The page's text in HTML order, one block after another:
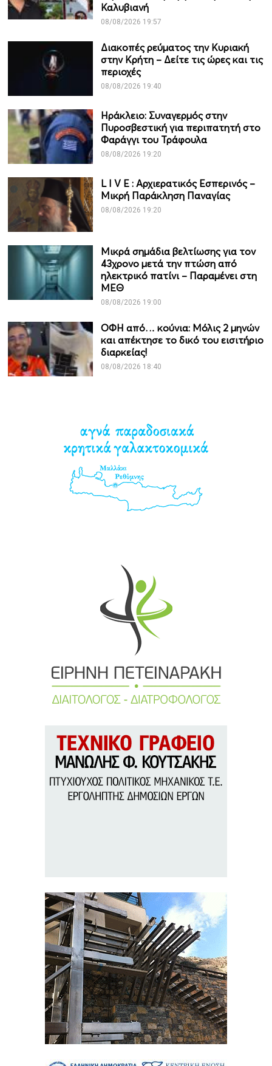
Καλυβιανή
08/08/2026 19:57
Διακοπές ρεύματος την Κυριακή
στην Κρήτη – Δείτε τις ώρες και τις
περιοχές
08/08/2026 19:40
Ηράκλειο: Συναγερμός στην
Πυροσβεστική για περιπατητή στο
Φαράγγι του Τράφουλα
08/08/2026 19:20
L I V Ε : Αρχιερατικός Εσπερινός –
Μικρή Παράκληση Παναγίας
08/08/2026 19:20
Μικρά σημάδια βελτίωσης για τον
43χρονο μετά την πτώση από
ηλεκτρικό πατίνι – Παραμένει στη
ΜΕΘ
08/08/2026 19:00
ΟΦΗ από… κούνια: Μόλις 2 μηνών
και απέκτησε το δικό του εισιτήριο
διαρκείας!
08/08/2026 18:40